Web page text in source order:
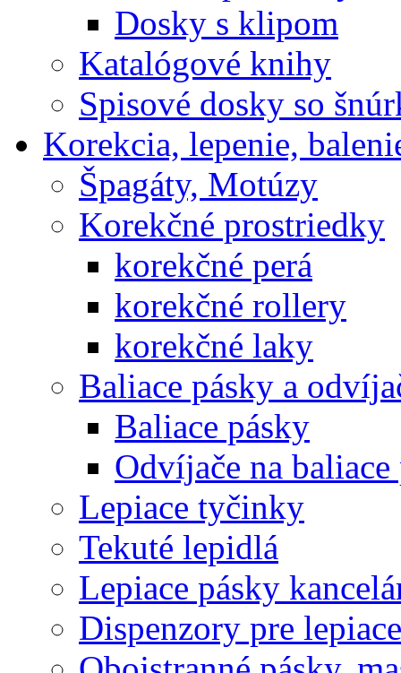
Dosky s klipom
Katalógové knihy
Spisové dosky so
Korekcia, lepenie,
Špagáty, Motúzy
Korekčné prostriedky
korekčné perá
korekčné rollery
korekčné laky
Baliace pásky a
Baliace pásky
Odvíjače na baliace
Lepiace tyčinky
Tekuté lepidlá
Lepiace pásky
Dispenzory pre